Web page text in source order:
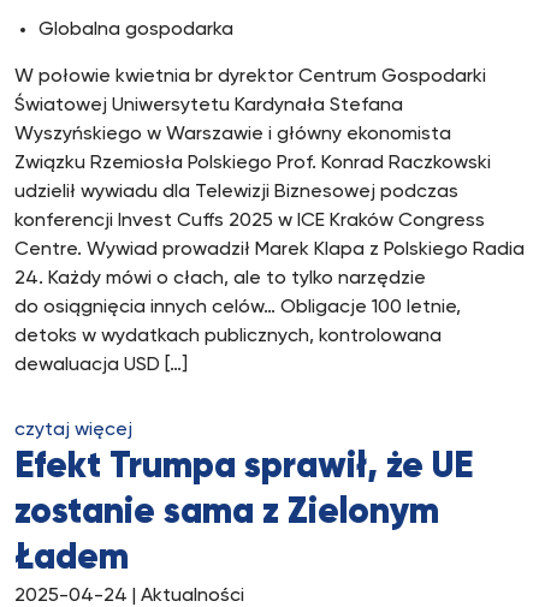
Globalna gospodarka
W połowie kwietnia br dyrektor Centrum Gospodarki
Światowej Uniwersytetu Kardynała Stefana
Wyszyńskiego w Warszawie i główny ekonomista
Związku Rzemiosła Polskiego Prof. Konrad Raczkowski
udzielił wywiadu dla Telewizji Biznesowej podczas
konferencji Invest Cuffs 2025 w ICE Kraków Congress
Centre. Wywiad prowadził Marek Klapa z Polskiego Radia
24. Każdy mówi o cłach, ale to tylko narzędzie
do osiągnięcia innych celów… Obligacje 100 letnie,
detoks w wydatkach publicznych, kontrolowana
dewaluacja USD […]
czytaj więcej
Efekt Trumpa sprawił, że UE
zostanie sama z Zielonym
Ładem
2025-04-24 | Aktualności